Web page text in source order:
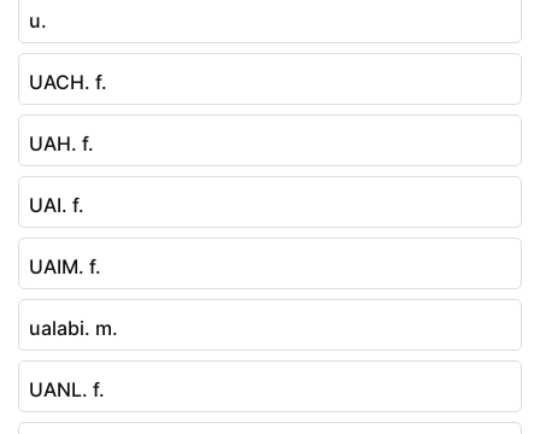
u.
UACH. f.
UAH. f.
UAI. f.
UAIM. f.
ualabi. m.
UANL. f.